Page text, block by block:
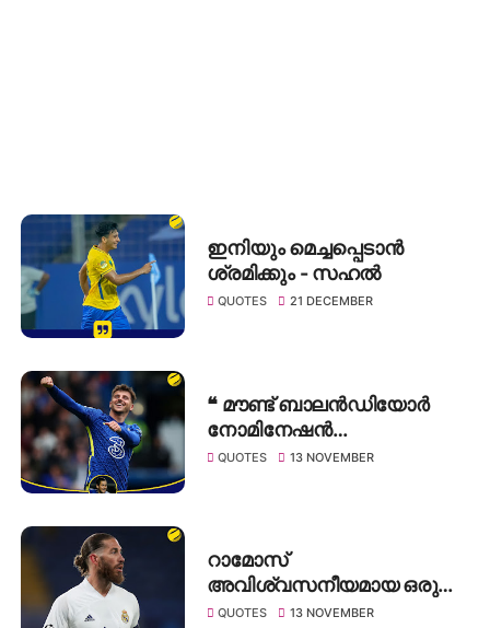
ഇനിയും മെച്ചപ്പെടാൻ
ശ്രമിക്കും - സഹൽ
QUOTES 21 DECEMBER
❝ മൗണ്ട് ബാലൻഡിയോർ
നോമിനേഷൻ
അർഹിക്കുന്നു, കാരണം
QUOTES 13 NOVEMBER
റാമോസ്
അവിശ്വസനീയമായ ഒരു
നായകനാണ് -നബിൽ
QUOTES 13 NOVEMBER